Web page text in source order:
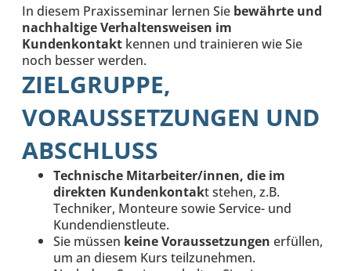
In diesem Praxisseminar lernen Sie bewährte und
nachhaltige Verhaltensweisen im
Kundenkontakt kennen und trainieren wie Sie
noch besser werden.
ZIELGRUPPE,
VORAUSSETZUNGEN UND
ABSCHLUSS
Technische Mitarbeiter/innen, die im
direkten Kundenkontakt stehen, z.B.
Techniker, Monteure sowie Service- und
Kundendienstleute.
Sie müssen keine Voraussetzungen erfüllen,
um an diesem Kurs teilzunehmen.